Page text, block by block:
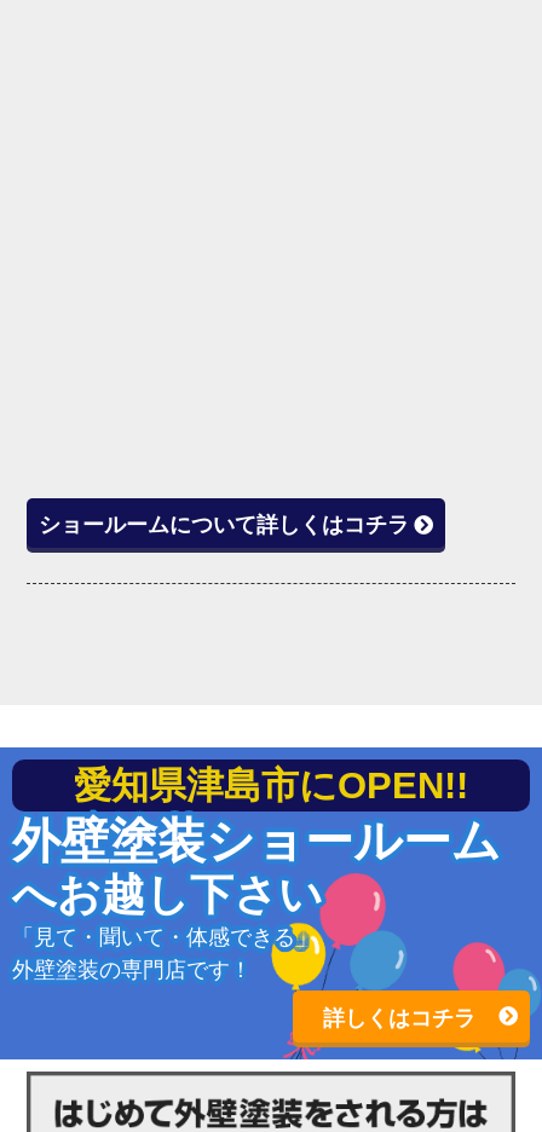
ショールームについて詳しくはコチラ
愛知県津島市にOPEN!!
外壁塗装ショールーム
へお越し下さい
「見て・聞いて・体感できる」
外壁塗装の専門店です！
詳しくはコチラ